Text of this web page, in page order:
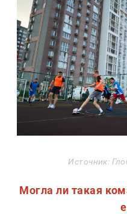
Источник:
Могла ли такая